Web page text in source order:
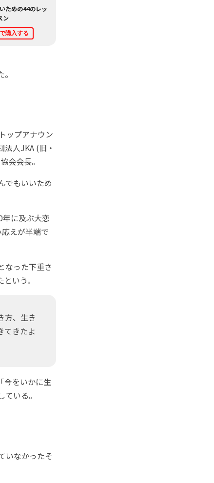
ための44のレッ
ン
購入する
ップアナウン
人JKA (旧・
会会長。
もいいため
に及ぶ大恋
えが半端で
なった下重さ
いう。
方、生き
てきたよ
今をいかに生
いる。
いなかったそ